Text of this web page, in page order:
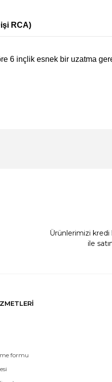
RCA)
6 inçlik esnek bir uzatma
Ürünlerimizi kredi
ile
formu